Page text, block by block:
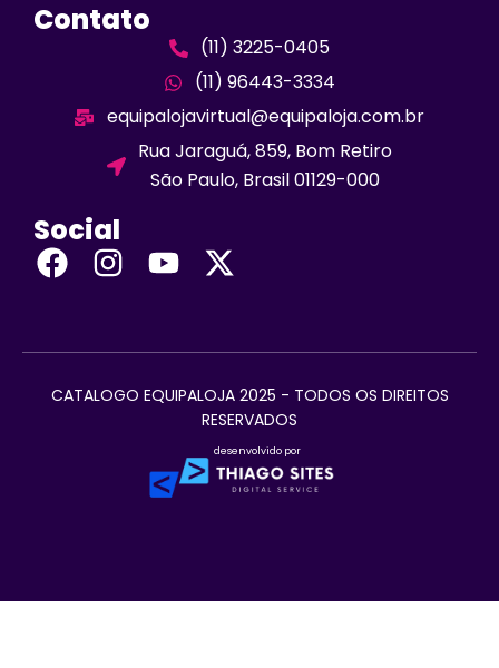
Contato
(11) 3225-0405
(11) 96443-3334
equipalojavirtual@equipaloja.com.br
Rua Jaraguá, 859, Bom Retiro
São Paulo, Brasil 01129-000
Social
CATALOGO EQUIPALOJA 2025 - TODOS OS DIREITOS
RESERVADOS
desenvolvido por